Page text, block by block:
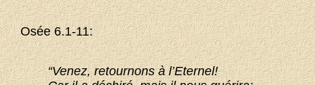
Osée 6.1-11:
“Venez, retournons à l’Eternel!